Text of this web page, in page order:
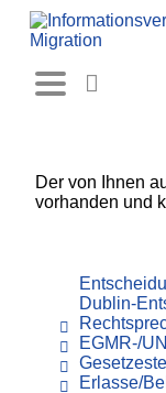
Der von Ihnen
vorhanden und
Dublin-
EGMR-/
Erlasse/